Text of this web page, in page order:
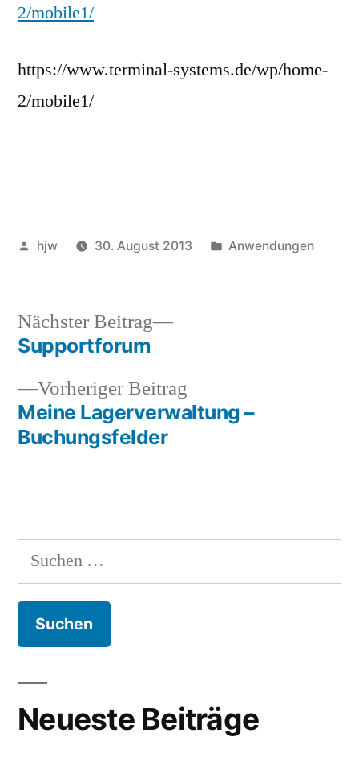
2/mobile1/
https://www.terminal-systems.de/wp/home-
2/mobile1/
Veröffentlicht
hjw 30. August 2013
Veröffentlicht
Anwendungen
Beitragsnavigation
Vorheriger Beitrag
Beitrag:
Meine Lagerverwaltung –
Buchungsfelder
Nächster Beitrag
Nächster
Supportforum
Suchen
nach:
Neueste Beiträge